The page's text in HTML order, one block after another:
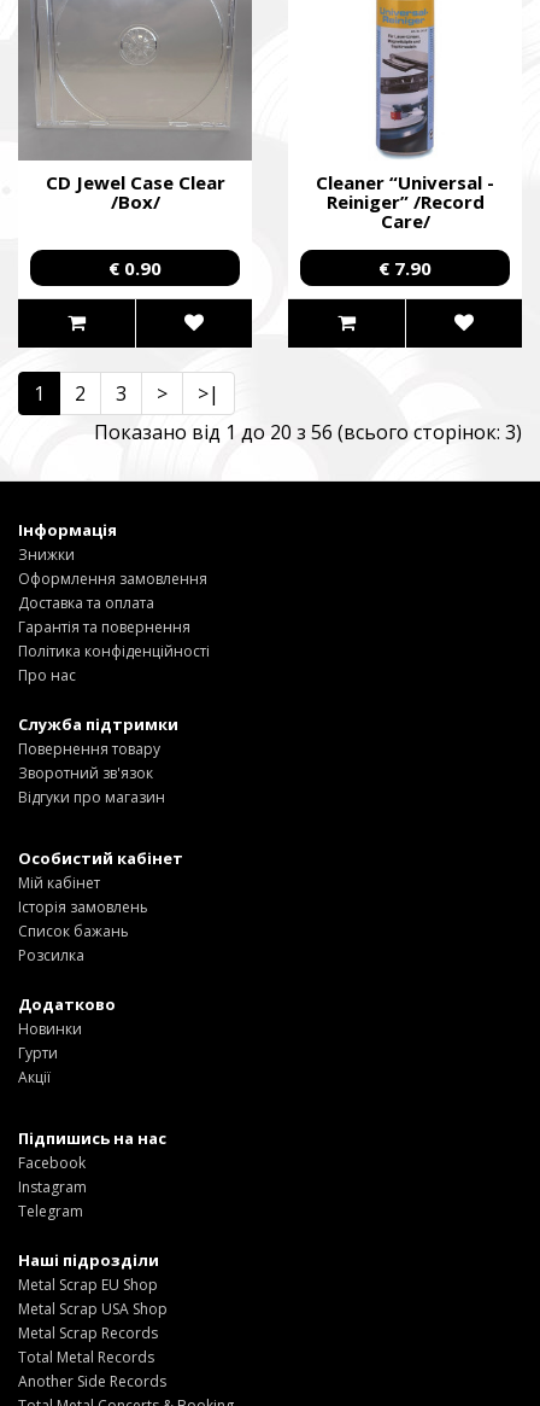
CD Jewel Case Clear
/Box/
€ 0.90
Cleaner “Universal -
Reiniger” /Record
Care/
€ 7.90
1 2 3 >
>|
Показано від 1 до 20 з 56 (всього сторінок: 3)
Інформація
Знижки
Оформлення замовлення
Доставка та оплата
Гарантія та повернення
Політика конфіденційності
Про нас
Служба підтримки
Повернення товару
Зворотний зв'язок
Відгуки про магазин
Особистий кабінет
Мій кабінет
Історія замовлень
Список бажань
Розсилка
Додатково
Новинки
Гурти
Акції
Підпишись на нас
Facebook
Instagram
Telegram
Наші підрозділи
Metal Scrap EU Shop
Metal Scrap USA Shop
Metal Scrap Records
Total Metal Records
Another Side Records